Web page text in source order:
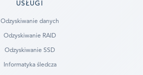
USŁUGI
Odzyskiwanie danych
Odzyskiwanie RAID
Odzyskiwanie SSD
Informatyka śledcza